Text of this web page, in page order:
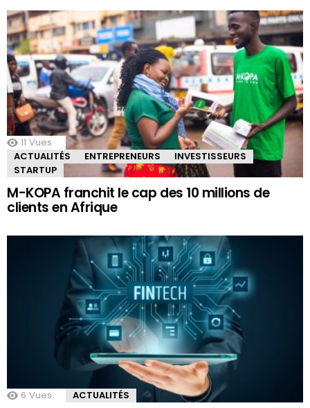
11 Vues
ACTUALITÉS
ENTREPRENEURS
INVESTISSEURS
STARTUP
M-KOPA franchit le cap des 10 millions de
clients en Afrique
6 Vues ACTUALITÉS